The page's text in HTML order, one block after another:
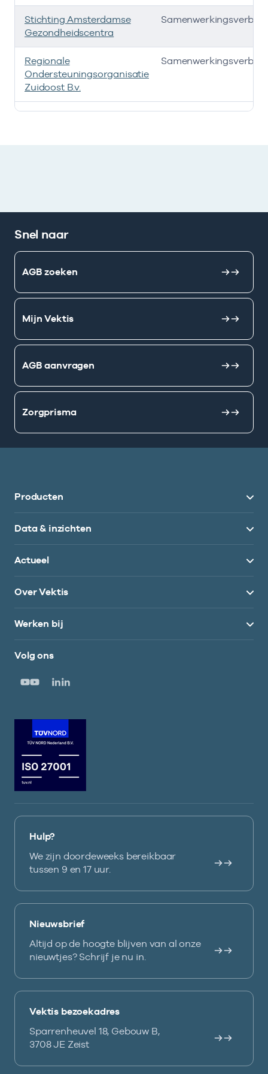
Deze onderneming heeft een relatie met de volgende
Stichting Amsterdamse
Gezondheidscentra
Regionale
Ondersteuningsorganisatie
Zuidoost B.v.
Snel naar
AGB zoeken
Mijn Vektis
AGB aanvragen
Zorgprisma
Producten
Data & inzichten
Actueel
Over Vektis
Werken bij
Volg ons
Hulp?
We zijn doordeweeks bereikbaar
tussen 9 en 17 uur.
Nieuwsbrief
Altijd op de hoogte blijven van al onze
nieuwtjes? Schrijf je nu in.
Vektis bezoekadres
Sparrenheuvel 18, Gebouw B,
3708 JE Zeist